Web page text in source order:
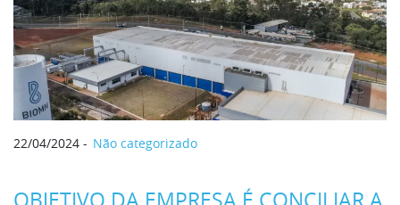
22/04/2024 Não categorizado